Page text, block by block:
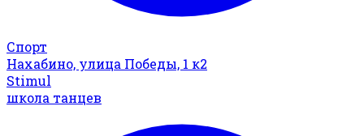
Спорт
Нахабино, улица Победы, 1 к2
Stimul
школа танцев